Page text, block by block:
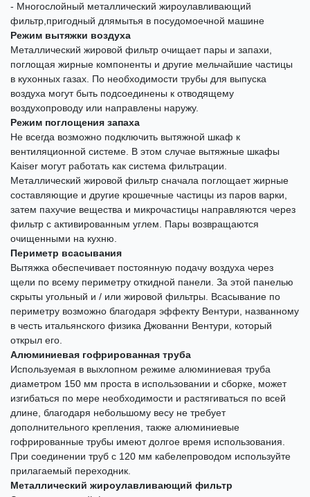
- Многослойный металлический жироулавливающий
фильтр,пригодный длямытья в посудомоечной машине
Режим вытяжки воздуха
Металлический жировой фильтр очищает пары и запахи,
поглощая жирные компоненты и другие мельчайшие частицы
в кухонных газах. По необходимости трубы для выпуска
воздуха могут быть подсоединены к отводящему
воздухопроводу или направлены наружу.
Режим поглощения запаха
Не всегда возможно подключить вытяжной шкаф к
вентиляционной системе. В этом случае вытяжные шкафы
Kaiser могут работать как система фильтрации.
Металлический жировой фильтр сначала поглощает жирные
составляющие и другие крошечные частицы из паров варки,
затем пахучие вещества и микрочастицы направляются через
фильтр с активированным углем. Пары возвращаются
очищенными на кухню.
Периметр всасывания
Вытяжка обеспечивает постоянную подачу воздуха через
щели по всему периметру откидной панели. За этой панелью
скрыты угольный и / или жировой фильтры. Всасывание по
периметру возможно благодаря эффекту Вентури, названному
в честь итальянского физика Джованни Вентури, который
открыл его.
Алюминиевая гофрированная труба
Используемая в выхлопном режиме алюминиевая труба
диаметром 150 мм проста в использовании и сборке, может
изгибаться по мере необходимости и растягиваться по всей
длине, благодаря небольшому весу не требует
дополнительного крепления, также алюминиевые
гофрированные трубы имеют долгое время использования.
При соединении труб с 120 мм кабелепроводом используйте
прилагаемый переходник.
Металлический жироулавливающий фильтр